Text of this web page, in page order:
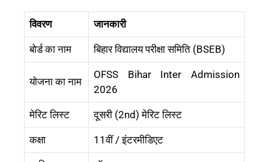
विवरण जानकारी
बोर्ड का नाम बिहार विद्यालय परीक्षा समिति (BSEB)
योजना का नाम
OFSS Bihar Inter Admission
2026
मेरिट लिस्ट दूसरी (2nd) मेरिट लिस्ट
कक्षा 11वीं / इंटरमीडिएट